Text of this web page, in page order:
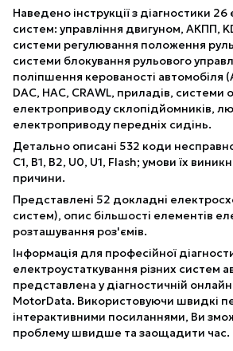
Наведено інструкції з діагностики
систем: управління двигуном, АКПП,
системи регулювання положення
системи блокування рульового
поліпшення керованості автомобіля
DAC, HAC, CRAWL, приладів, системи
електроприводу склопідйомників,
електроприводу передніх сидінь.
Детально описані 532 коди
C1, B1, B2, U0, U1, Flash; умови їх
причини.
Представлені 52 докладні
систем), опис більшості елементів
розташування роз'ємів.
Інформація для професійної
електроустаткування різних систем
представлена ​​у діагностичній
MotorData. Використовуючи швидкі
інтерактивними посиланнями, Ви
проблему швидше та заощадити час.